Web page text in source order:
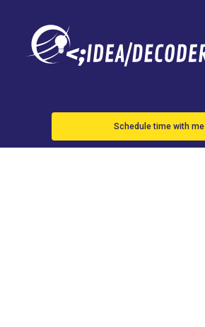
Schedule time with me
Nadal y